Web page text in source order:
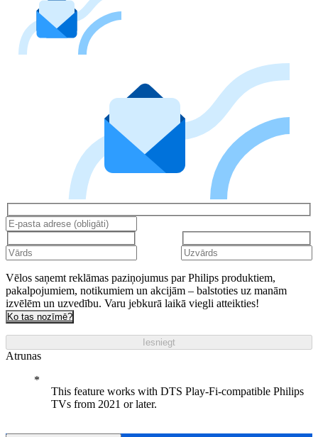
Vēlos saņemt reklāmas paziņojumus par Philips produktiem,
pakalpojumiem, notikumiem un akcijām – balstoties uz manām
izvēlēm un uzvedību. Varu jebkurā laikā viegli atteikties!
Ko tas nozīmē?
Iesniegt
Atrunas
This feature works with DTS Play-Fi-compatible Philips
TVs from 2021 or later.